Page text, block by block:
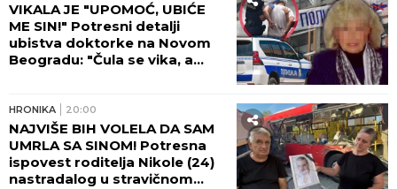
VIKALA JE "UPOMOĆ, UBIĆE
ME SIN!" Potresni detalji
ubistva doktorke na Novom
Beogradu: "Čula se vika, a
HRONIKA 20:00
NAJVIŠE BIH VOLELA DA SAM
UMRLA SA SINOM! Potresna
ispovest roditelja Nikole (24)
nastradalog u stravičnom